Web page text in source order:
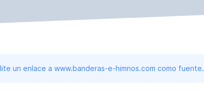
un enlace a www.banderas-e-himnos.com como fuente.